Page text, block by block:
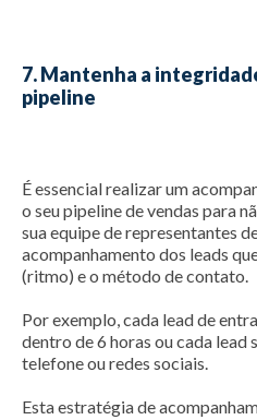
7. Mantenha a
pipeline
É essencial realizar um
o seu pipeline de vendas para
sua equipe de representantes
acompanhamento dos leads
(ritmo) e o método de contato.
Por exemplo, cada lead de
dentro de 6 horas ou cada lead
telefone ou redes sociais.
Esta estratégia de